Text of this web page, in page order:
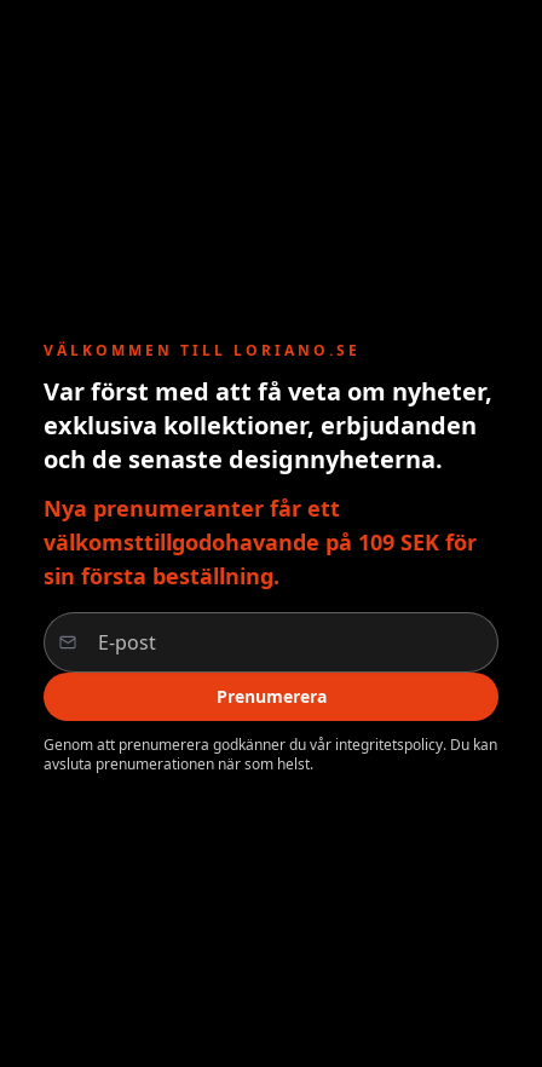
VÄLKOMMEN TILL LORIANO.SE
Var först med att få veta om nyheter,
exklusiva kollektioner, erbjudanden
och de senaste designnyheterna.
Nya prenumeranter får ett
välkomsttillgodohavande på 109 SEK för
sin första beställning.
Prenumerera
Genom att prenumerera godkänner du vår integritetspolicy. Du kan
avsluta prenumerationen när som helst.